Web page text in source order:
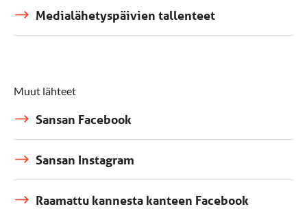
Medialähetyspäivien tallenteet
Muut lähteet
Sansan Facebook
Sansan Instagram
Raamattu kannesta kanteen Facebook